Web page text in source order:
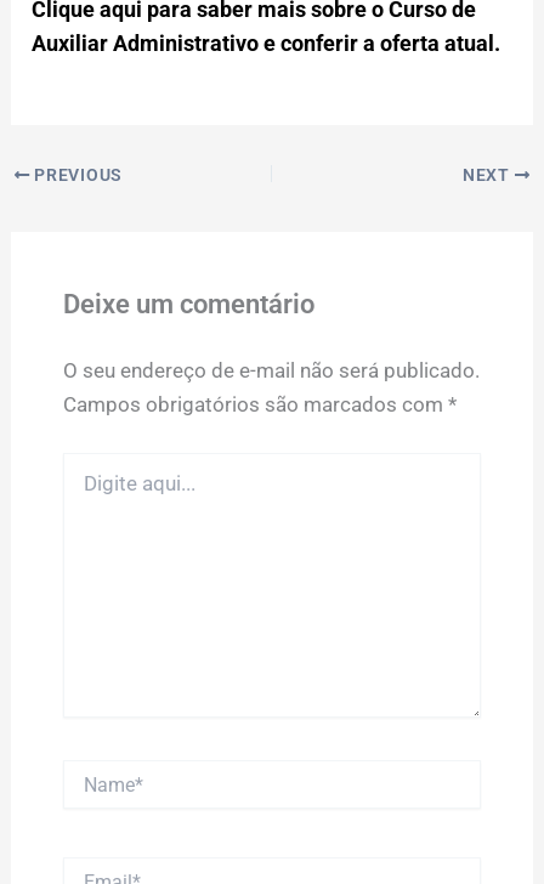
Clique aqui para saber mais sobre o Curso de
Auxiliar Administrativo e conferir a oferta atual.
PREVIOUS NEXT
Deixe um comentário
O seu endereço de e-mail não será publicado.
Campos obrigatórios são marcados com *
aqui...